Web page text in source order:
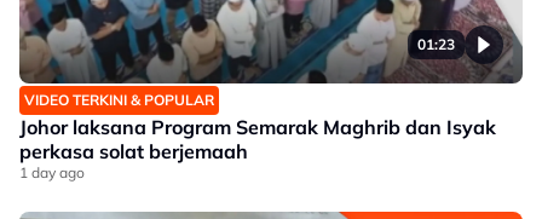
01:23
VIDEO TERKINI & POPULAR
Johor laksana Program Semarak Maghrib dan Isyak
perkasa solat berjemaah
1 day ago